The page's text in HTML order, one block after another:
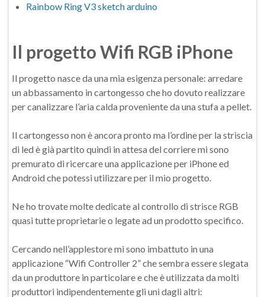
Rainbow Ring V3 sketch arduino
Il progetto Wifi RGB iPhone
Il progetto nasce da una mia esigenza personale: arredare
un abbassamento in cartongesso che ho dovuto realizzare
per canalizzare l’aria calda proveniente da una stufa a pellet.
Il cartongesso non è ancora pronto ma l’ordine per la striscia
di led è già partito quindi in attesa del corriere mi sono
premurato di ricercare una applicazione per iPhone ed
Android che potessi utilizzare per il mio progetto.
Ne ho trovate molte dedicate al controllo di strisce RGB
quasi tutte proprietarie o legate ad un prodotto specifico.
Cercando nell’applestore mi sono imbattuto in una
applicazione “Wifi Controller 2” che sembra essere slegata
da un produttore in particolare e che è utilizzata da molti
produttori indipendentemente gli uni dagli altri: